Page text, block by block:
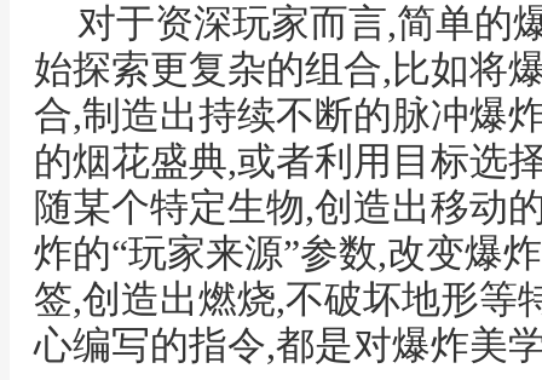
对于资深玩家而言,简单的
始探索更复杂的组合,比如将
合,制造出持续不断的脉冲爆
的烟花盛典,或者利用目标选
随某个特定生物,创造出移动
炸的“玩家来源”参数,改变爆
签,创造出燃烧,不破坏地形等
心编写的指令,都是对爆炸美